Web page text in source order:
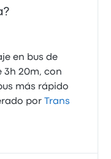
en bus de
3h 20m, con
más rápido
por
Trans